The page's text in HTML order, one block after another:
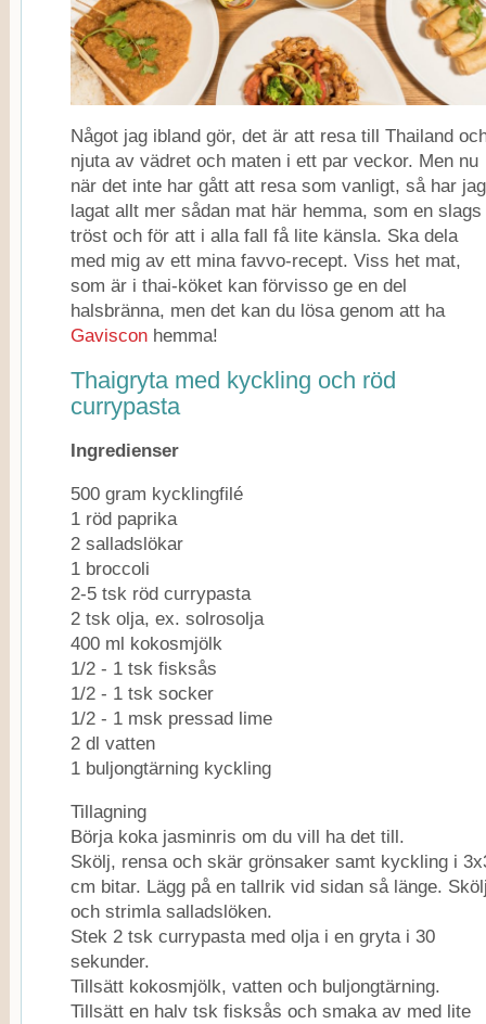
Något jag ibland gör, det är att resa till Thailand
njuta av vädret och maten i ett par veckor. Men nu
när det inte har gått att resa som vanligt, så har jag
lagat allt mer sådan mat här hemma, som en slags
tröst och för att i alla fall få lite känsla. Ska dela
med mig av ett mina favvo-recept. Viss het mat,
som är i thai-köket kan förvisso ge en del
halsbränna, men det kan du lösa genom att ha
Gavisconhemma!
Thaigryta med kyckling och röd
currypasta
Ingredienser
500 gram kycklingfilé
1 röd paprika
2 salladslökar
1 broccoli
2-5 tsk röd currypasta
2 tsk olja, ex. solrosolja
400 ml kokosmjölk
1/2 - 1 tsk fisksås
1/2 - 1 tsk socker
1/2 - 1 msk pressad lime
2 dl vatten
1 buljongtärning kyckling
Tillagning
Börja koka jasminris om du vill ha det till.
Skölj, rensa och skär grönsaker samt kyckling i
cm bitar. Lägg på en tallrik vid sidan så länge.
och strimla salladslöken.
Stek 2 tsk currypasta med olja i en gryta i 30
sekunder.
Tillsätt kokosmjölk, vatten och buljongtärning.
Tillsätt en halv tsk fisksås och smaka av med lite